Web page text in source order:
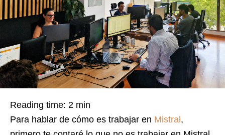
Reading time: 2 min
Para hablar de cómo es trabajar en Mistral,